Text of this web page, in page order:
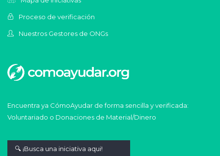
Proceso de verificación
Nuestros Gestores de ONGs
Encuentra ya CómoAyudar de forma sencilla y verificada:
Voluntariado o Donaciones de Material/Dinero